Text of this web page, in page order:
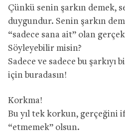
Çünkü senin şarkın demek,
duygundur. Senin şarkın
“sadece sana ait” olan
Söyleyebilir misin?
Sadece ve sadece bu şarkıyı
için buradasın!
Korkma!
Bu yıl tek korkun, gerçeğini
“etmemek” olsun.